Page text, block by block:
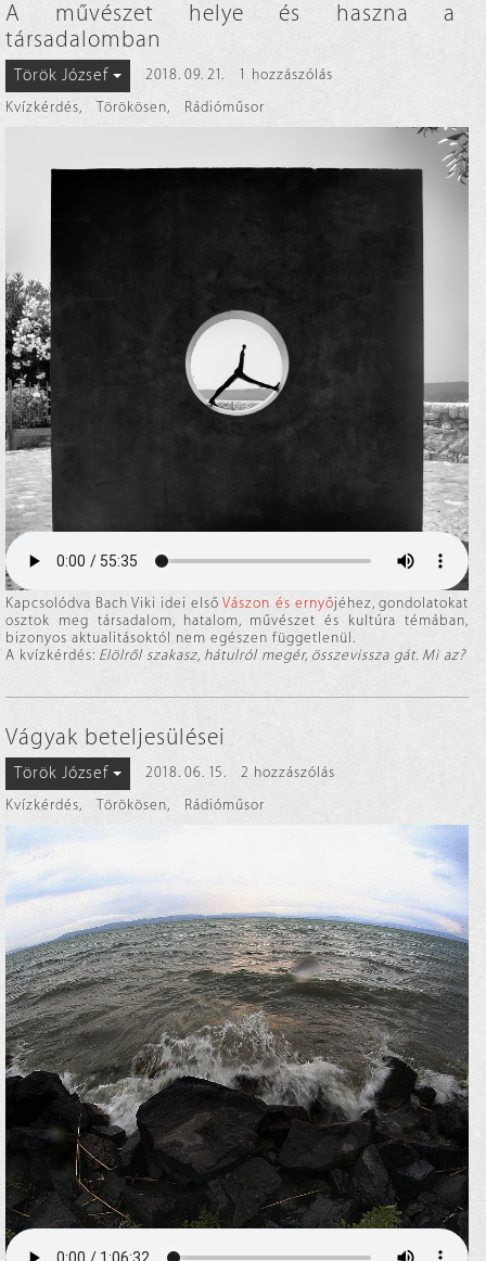
A művészet helye és haszna a
társadalomban
Török József 2018. 09. 21.
1 hozzászólás
Kvízkérdés, Törökösen, Rádióműsor
Kapcsolódva Bach Viki idei elsőVászon és ernyőjéhez, gondolatokat
osztok meg társadalom, hatalom, művészet és kultúra témában,
bizonyos aktualitásoktól nem egészen függetlenül.
A kvízkérdés: Elölről szakasz, hátulról megér, összevissza gát. Mi az?
Vágyak beteljesülései
Török József 2018. 06. 15.
2 hozzászólás
Kvízkérdés, Törökösen, Rádióműsor